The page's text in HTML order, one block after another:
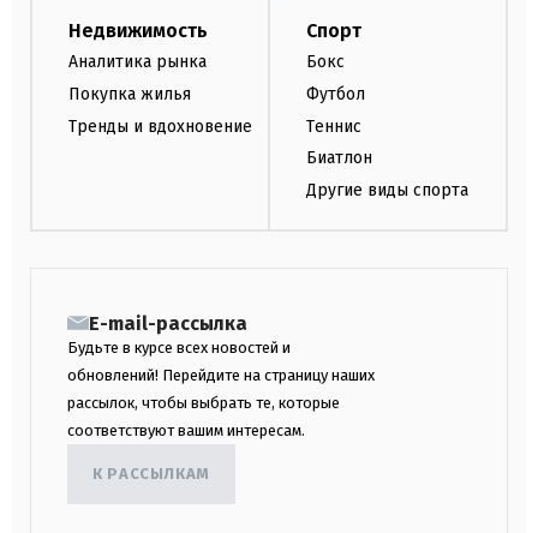
Недвижимость
Аналитика рынка
Покупка жилья
Тренды и вдохновение
Спорт
Бокс
Футбол
Теннис
Биатлон
Другие виды спорта
E-mail-рассылка
Будьте в курсе всех новостей и
обновлений! Перейдите на страницу наших
рассылок, чтобы выбрать те, которые
соответствуют вашим интересам.
К РАССЫЛКАМ